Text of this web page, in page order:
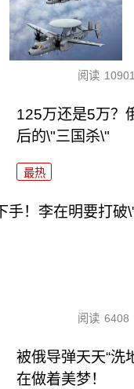
阅读 10901
125万还是5万？
后的\"三国杀\"
最热
手！李在明要打破
阅读 6408
被俄导弹天天“洗
在做着美梦！